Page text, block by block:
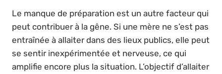
Le manque de préparation est un autre facteur qui
peut contribuer à la gêne. Si une mère ne s’est pas
entraînée à allaiter dans des lieux publics, elle peut
se sentir inexpérimentée et nerveuse, ce qui
amplifie encore plus la situation. L’objectif d’allaiter